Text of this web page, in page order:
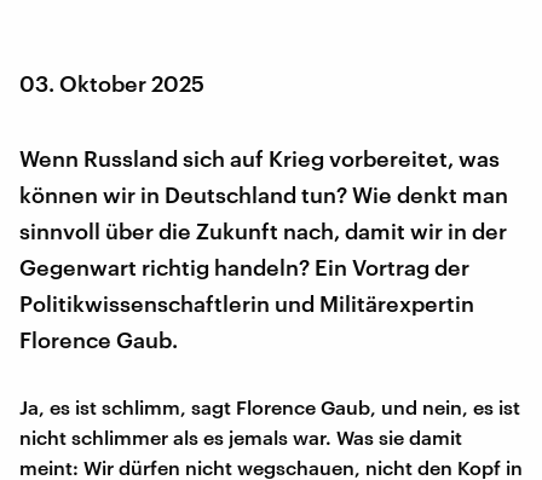
03. Oktober 2025
Wenn Russland sich auf Krieg vorbereitet, was
können wir in Deutschland tun? Wie denkt man
sinnvoll über die Zukunft nach, damit wir in der
Gegenwart richtig handeln? Ein Vortrag der
Politikwissenschaftlerin und Militärexpertin
Florence Gaub.
Ja, es ist schlimm, sagt Florence Gaub, und nein, es ist
nicht schlimmer als es jemals war. Was sie damit
meint: Wir dürfen nicht wegschauen, nicht den Kopf in